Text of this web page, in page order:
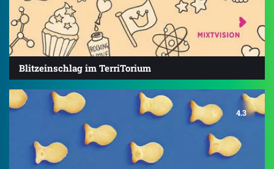
Blitzeinschlag im TerriTorium
4.3